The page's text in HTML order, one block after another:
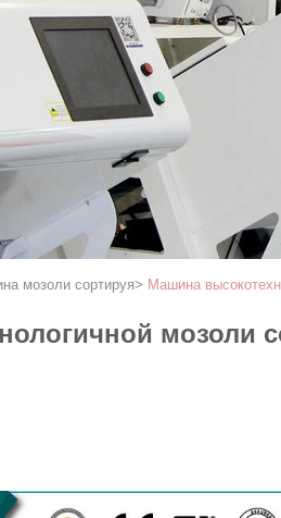
мозоли сортируя> Машина
мозоли